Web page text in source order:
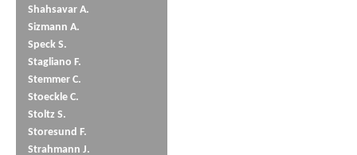
Shahsavar A.
Sizmann A.
Speck S.
Stagliano F.
Stemmer C.
Stoeckle C.
Stoltz S.
Storesund F.
Strahmann J.